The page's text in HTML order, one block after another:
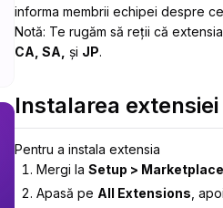
informa membrii echipei despre
Notă: Te rugăm să reții că
CA, SA,
și JP.
Instalarea extensiei
Pentru a instala extensia
Mergi la Setup >
Apasă pe All Extensions ,